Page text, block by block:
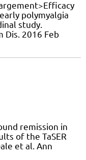
polymyalgia
study.
Dis. 2016 Feb
remission in
of the TaSER
et al. Ann